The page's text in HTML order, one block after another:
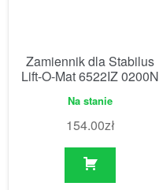
Zamiennik dla Stabilus
Lift-O-Mat 6522IZ 0200N
Na stanie
154.00zł